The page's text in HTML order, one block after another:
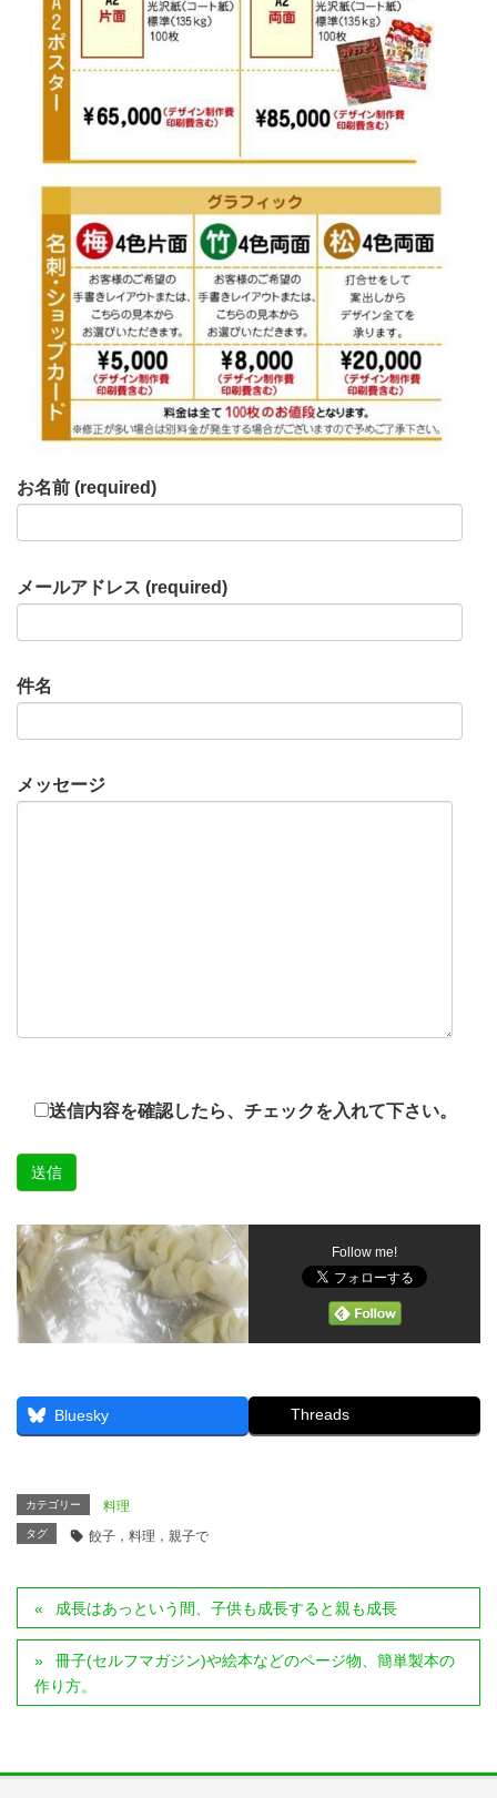
お名前 (required)
メールアドレス (required)
件名
メッセージ
送信内容を確認したら、チェックを入れて下さい。
Follow me!
Bluesky Threads
カテゴリー 料理
タグ 餃子，料理，親子で
成長はあっという間、子供も成長すると親も成長
冊子(セルフマガジン)や絵本などのページ物、簡単製本の
作り方。